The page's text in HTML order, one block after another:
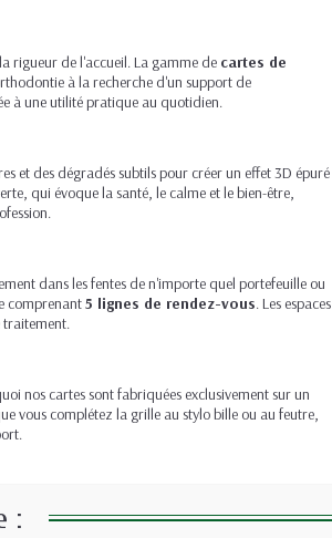
rigueur de l'accueil. La gamme de cartes de
à la recherche d'un support de
à une utilité pratique au quotidien.
et des dégradés subtils pour créer un effet 3D épuré
qui évoque la santé, le calme et le bien-être,
dans les fentes de n'importe quel portefeuille ou
comprenant5 lignes de rendez-vous. Les espaces
traitement.
nos cartes sont fabriquées exclusivement sur un
vous complétez la grille au stylo bille ou au feutre,
: